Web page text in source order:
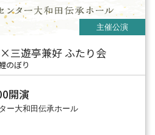
三遊亭兼好 ふたり会
のぼり
開演
ー大和田伝承ホール